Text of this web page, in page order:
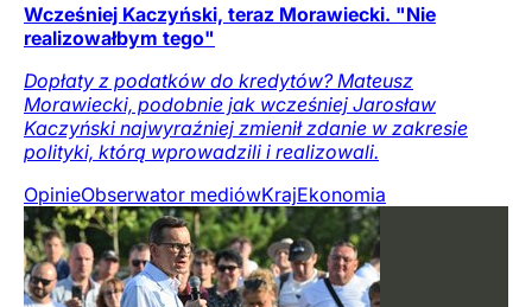
Wcześniej Kaczyński, teraz Morawiecki. "Nie
realizowałbym tego"
Dopłaty z podatków do kredytów? Mateusz
Morawiecki, podobnie jak wcześniej Jarosław
Kaczyński najwyraźniej zmienił zdanie w zakresie
polityki, którą wprowadzili i realizowali.
OpinieObserwator mediówKrajEkonomia